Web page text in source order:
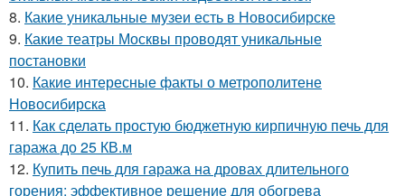
8. Какие уникальные музеи есть в Новосибирске
9. Какие театры Москвы проводят уникальные
постановки
10. Какие интересные факты о метрополитене
Новосибирска
11. Как сделать простую бюджетную кирпичную печь для
гаража до 25 КВ.м
12. Купить печь для гаража на дровах длительного
горения: эффективное решение для обогрева